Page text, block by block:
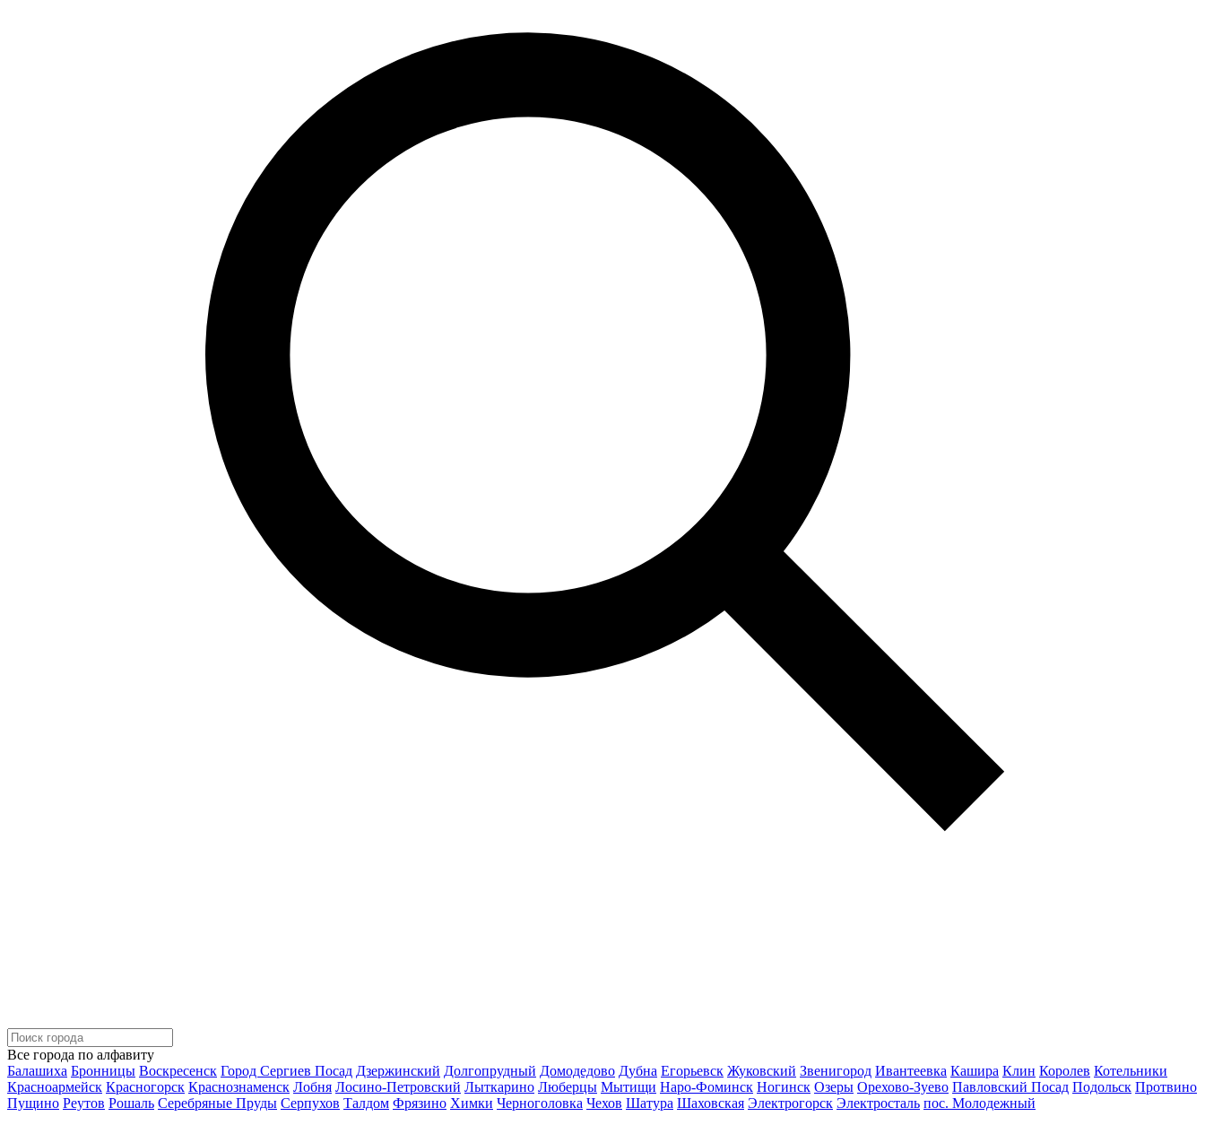
Все города по алфавиту
Балашиха Бронницы Воскресенск Город Сергиев Посад Дзержинский Долгопрудный Домодедово Дубна Егорьевск Жуковский Звенигород Ивантеевка Кашира Клин Королев Котельники
Красноармейск Красногорск Краснознаменск Лобня Лосино-Петровский Лыткарино Люберцы Мытищи Наро-Фоминск Ногинск Озеры Орехово-Зуево Павловский Посад Подольск Протвино
Пущино Реутов Рошаль Серебряные Пруды Серпухов Талдом Фрязино Химки Черноголовка Чехов Шатура Шаховская Электрогорск Электросталь пос. Молодежный